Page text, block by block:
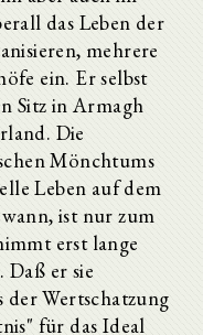
das Leben der
mehrere
ein. Er selbst
Sitz in Armagh
Die
Mönchtums
Leben auf dem
ist nur zum
erst lange
er sie
Wertschatzung
für das Ideal